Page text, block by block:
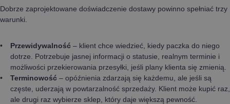
Dobrze zaprojektowane doświadczenie dostawy powinno spełniać trzy
warunki.
Przewidywalność – klient chce wiedzieć, kiedy paczka do niego
dotrze. Potrzebuje jasnej informacji o statusie, realnym terminie i
możliwości przekierowania przesyłki, jeśli plany klienta się zmienią.
Terminowość – opóźnienia zdarzają się każdemu, ale jeśli są
częste, uderzają w powtarzalność sprzedaży. Klient może kupić raz,
ale drugi raz wybierze sklep, który daje większą pewność.